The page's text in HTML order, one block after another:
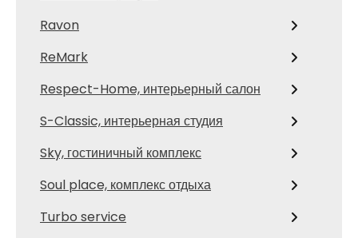
Ravon
ReMark
Respect-Home, интерьерный салон
S-Classic, интерьерная студия
Sky, гостиничный комплекс
Soul place, комплекс отдыха
Turbo service